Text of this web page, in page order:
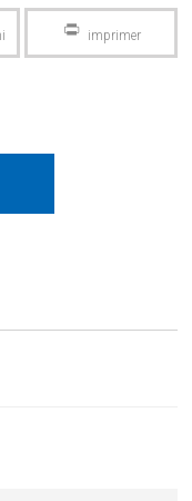
PrintFriendly